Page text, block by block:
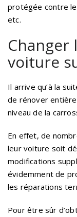
protégée contre
etc.
Changer
voiture
Il arrive qu’à la
de rénover
niveau de la
En effet, de
leur voiture soit
modifications
évidemment de
les réparations
Pour être sûr